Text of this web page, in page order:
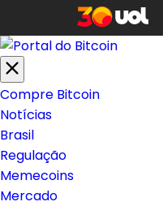
Compre Bitcoin
Notícias
Brasil
Regulação
Memecoins
Mercado